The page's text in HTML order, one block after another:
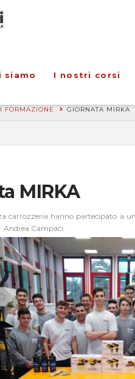
siamo I nostri corsi
FORMAZIONE GIORNATA MIRKA
MIRKA
carrozzeria hanno partecipato a
Campaci.